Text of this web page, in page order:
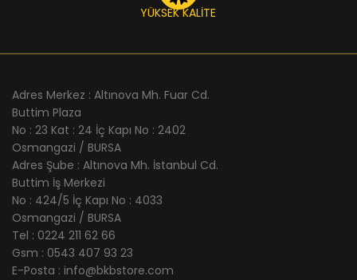
YÜKSEK KALİTE
Adres Merkez : Altınova Mh. Fuar Cd.
Buttim Plaza
No : 23 Kat : 24 İç Kapı No : 2402
Osmangazi / BURSA
Adres Şube : Altınova Mh. İstanbul Cd.
Buttim İş Merkezi
No : 424/5 İç Kapı No : 4033
Osmangazi / BURSA
Tel : 0224 211 62 66
Gsm : 0543 407 93 23
E-Posta : info@bkbstore.com